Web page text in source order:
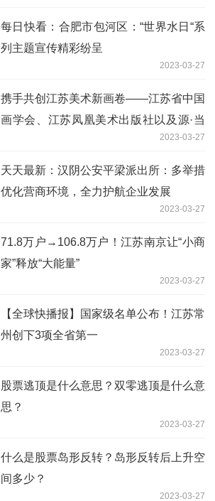
每日快看：合肥市包河区：“世界水日“系
列主题宣传精彩纷呈
2023-03-27
携手共创江苏美术新画卷——江苏省中国
画学会、江苏凤凰美术出版社以及源·当
2023-03-27
天天最新：汉阴公安平梁派出所：多举措
优化营商环境，全力护航企业发展
2023-03-27
71.8万户→106.8万户！江苏南京让“小商
家”释放“大能量”
2023-03-27
【全球快播报】国家级名单公布！江苏常
州创下3项全省第一
2023-03-27
股票逃顶是什么意思？双零逃顶是什么意
思？
2023-03-27
什么是股票岛形反转？岛形反转后上升空
间多少？
2023-03-27